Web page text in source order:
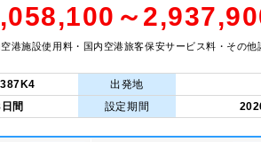
～
空港施設使用料・国内空港旅客保安サービス料・その
出発地
間 設定期間